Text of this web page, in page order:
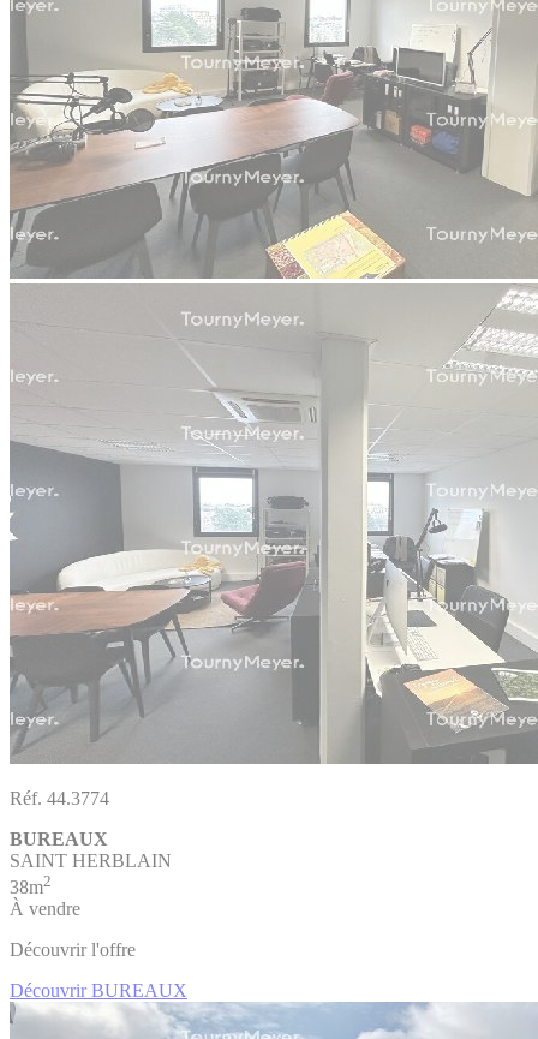
Réf. 44.3774
BUREAUX
SAINT HERBLAIN
38m2
À vendre
Découvrir l'offre
Découvrir BUREAUX